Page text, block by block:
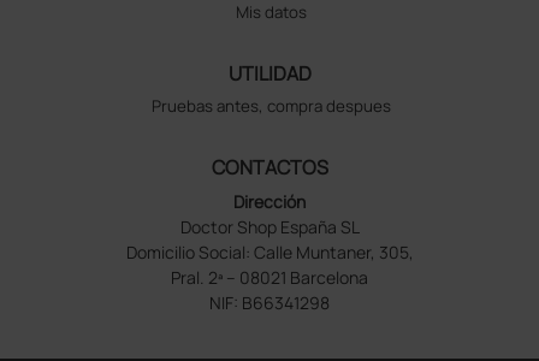
Mis datos
UTILIDAD
Pruebas antes, compra despues
CONTACTOS
Dirección
Doctor Shop España SL
Domicilio Social: Calle Muntaner, 305,
Pral. 2ª – 08021 Barcelona
NIF: B66341298